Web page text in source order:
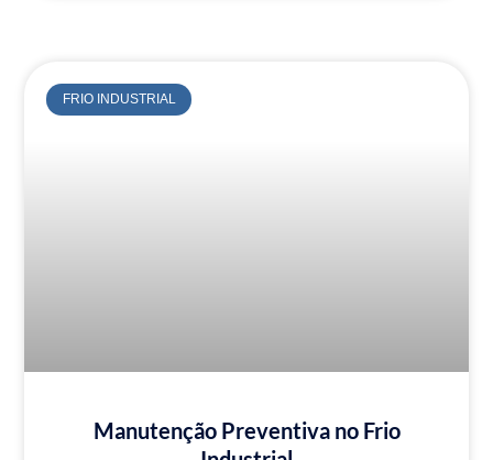
FRIO INDUSTRIAL
Manutenção Preventiva no Frio